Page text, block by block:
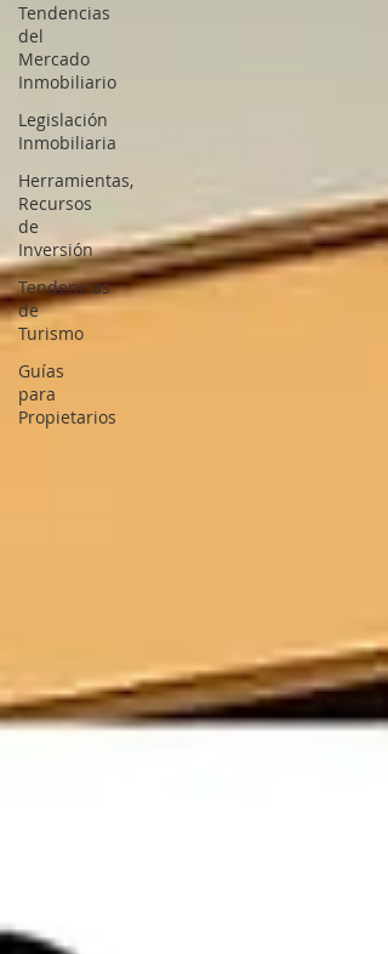
Tendencias
del
Mercado
Inmobiliario
Legislación
Inmobiliaria
Herramientas,
Recursos
de
Inversión
Tendencias
de
Turismo
Guías
para
Propietarios